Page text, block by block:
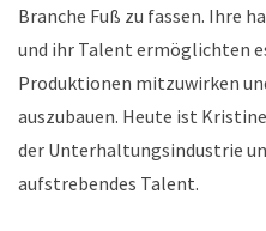
Branche Fuß zu fassen. Ihre
und ihr Talent ermöglichten
Produktionen mitzuwirken
auszubauen. Heute ist
der Unterhaltungsindustrie
aufstrebendes Talent.